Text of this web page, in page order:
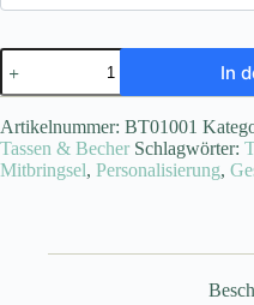
Personalisierte
Tasse
Menge
In
Artikelnummer: BT01001
Tassen & Becher Schlagwörter:
Mitbringsel, Personalisierung,